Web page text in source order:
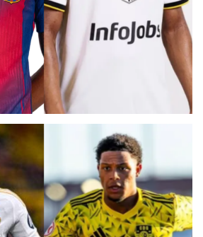
RAPHINHA
CARLOS